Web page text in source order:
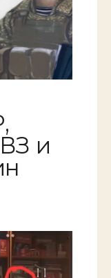
и